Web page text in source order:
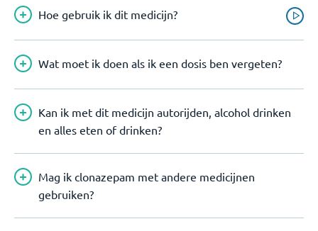
Hoe gebruik ik dit medicijn?
Wat moet ik doen als ik een dosis ben vergeten?
Kan ik met dit medicijn autorijden, alcohol drinken
en alles eten of drinken?
Mag ik clonazepam met andere medicijnen
gebruiken?